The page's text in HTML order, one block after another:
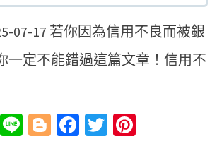
07-17 若你因為信用不良而被銀
一定不能錯過這篇文章！信用不
LineBlogger
Facebook
Twitter